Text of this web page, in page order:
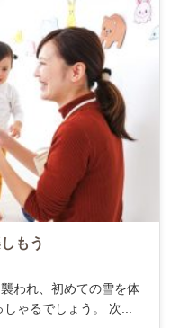
もう
われ、初めての雪を体
ゃるでしょう。 次...